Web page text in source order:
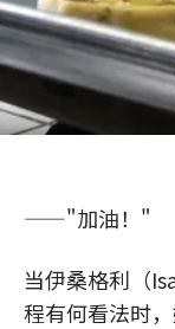
——"加油！"
当伊桑格利（
程有何看法时